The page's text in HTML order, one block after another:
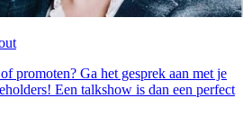
promoten? Ga het gesprek aan met je
Een talkshow is dan een perfect